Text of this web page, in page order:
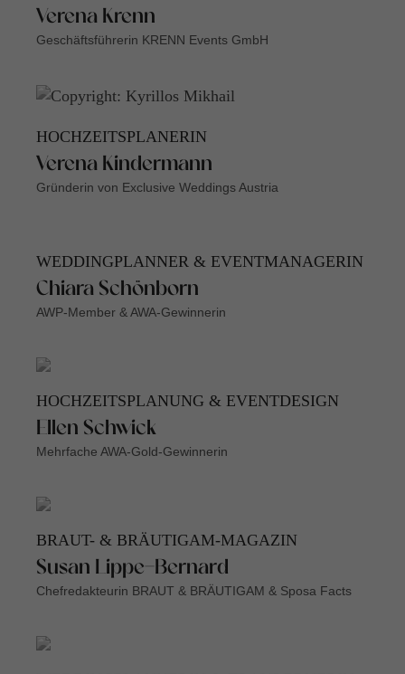
Verena Krenn
Geschäftsführerin KRENN Events GmbH
HOCHZEITSPLANERIN
Verena Kindermann
Gründerin von Exclusive Weddings Austria
WEDDINGPLANNER & EVENTMANAGERIN
Chiara Schönborn
AWP-Member & AWA-Gewinnerin
HOCHZEITSPLANUNG & EVENTDESIGN
Ellen Schwick
Mehrfache AWA-Gold-Gewinnerin
BRAUT- & BRÄUTIGAM-MAGAZIN
Susan Lippe-Bernard
Chefredakteurin BRAUT & BRÄUTIGAM & Sposa Facts